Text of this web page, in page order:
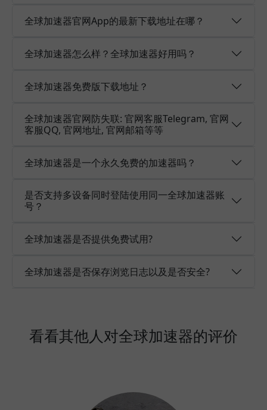
全球加速器官网App的最新下载地址在哪？
全球加速器怎么样？全球加速器好用吗？
全球加速器免费版下载地址？
全球加速器官网防失联: 官网客服Telegram, 官网
客服QQ, 官网地址, 官网邮箱等等
全球加速器是一个永久免费的加速器吗？
是否支持多设备同时登陆使用同一全球加速器账
号？
全球加速器是否提供免费试用?
全球加速器是否保存浏览日志以及是否安全?
看看其他人对全球加速器的评价